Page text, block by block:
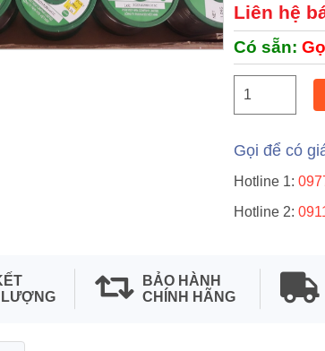
Liên hệ
Có sẵn:
Gọi để có
Hotline 1:
Hotline 2:
BẢO HÀNH
CHÍNH HÃNG